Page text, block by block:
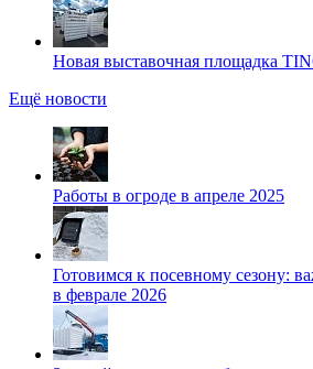
Новая выставочная площадка
Ещё новости
Работы в огроде в апреле 2025
Готовимся к посевному сезону:
в феврале 2026